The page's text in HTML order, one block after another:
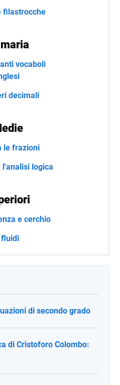
filastrocche
vocaboli
decimali
le frazioni
l'analisi logica
e cerchio
fluidi
di secondo grado
di Cristoforo Colombo: